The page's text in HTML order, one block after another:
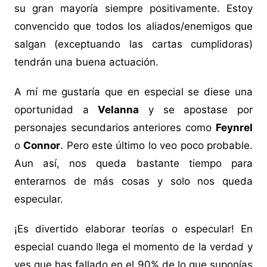
su gran mayoría siempre positivamente. Estoy
convencido que todos los aliados/enemigos que
salgan (exceptuando las cartas cumplidoras)
tendrán una buena actuación.
A mí me gustaría que en especial se diese una
oportunidad aVelanna y se apostase por
personajes secundarios anteriores como Feynrel
oConnor. Pero este último lo veo poco probable.
Aun así, nos queda bastante tiempo para
enterarnos de más cosas y solo nos queda
especular.
¡Es divertido elaborar teorías o especular! En
especial cuando llega el momento de la verdad y